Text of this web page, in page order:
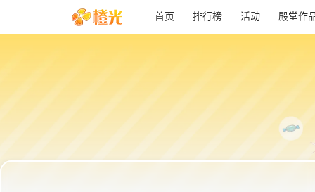
首页 排行榜 活动 殿堂作